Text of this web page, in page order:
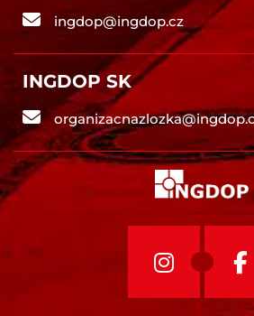
ingdop@ingdop.cz
INGDOP SK